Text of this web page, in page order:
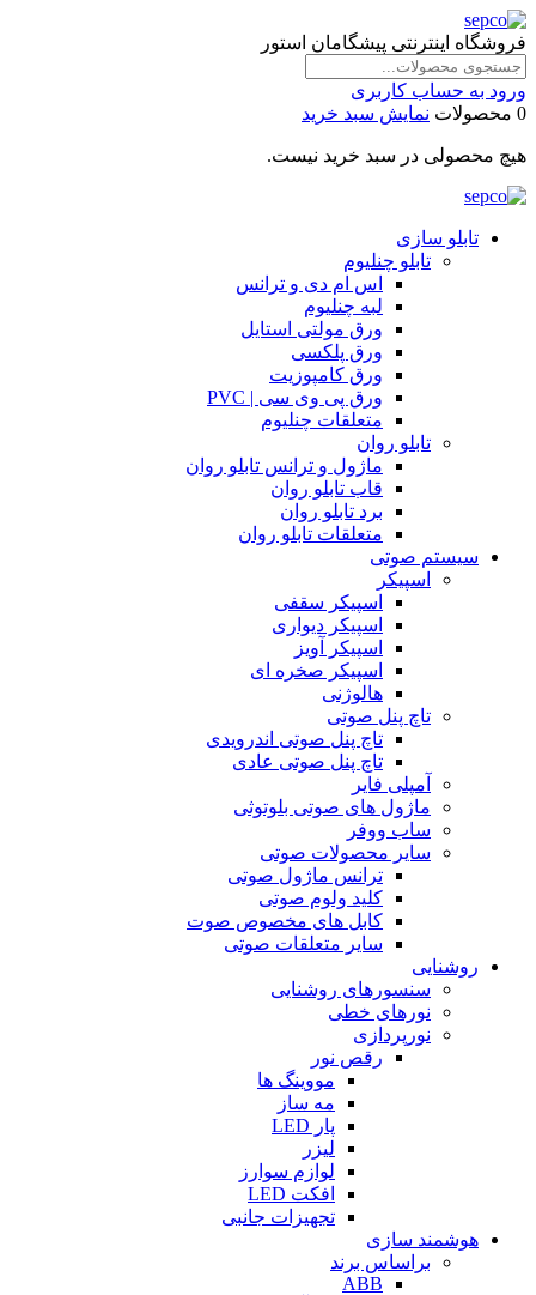
فروشگاه اینترنتی پیشگامان استور
ورود به حساب کاربری
0 محصولات
نمایش سبد خرید
هیچ محصولی در سبد خرید نیست.
تابلو سازی
تابلو چنلیوم
اس ام دی و ترانس
لبه چنلیوم
ورق مولتی استایل
ورق پلکسی
ورق کامپوزیت
ورق پی وی سی | PVC
متعلقات چنلیوم
تابلو روان
ماژول و ترانس تابلو روان
قاب تابلو روان
برد تابلو روان
متعلقات تابلو روان
سیستم صوتی
اسپیکر
اسپیکر سقفی
اسپیکر دیواری
اسپیکر آویز
اسپیکر صخره ای
هالوژنی
تاچ پنل صوتی
تاچ پنل صوتی اندرویدی
تاچ پنل صوتی عادی
آمپلی فایر
ماژول های صوتی بلوتوثی
ساب ووفر
سایر محصولات صوتی
ترانس ماژول صوتی
کلید ولوم صوتی
کابل های مخصوص صوت
سایر متعلقات صوتی
روشنایی
سنسورهای روشنایی
نورهای خطی
نورپردازی
رقص نور
مووینگ ها
مه ساز
پار LED
لیزر
لوازم سوارز
افکت LED
تجهیزات جانبی
هوشمند سازی
براساس برند
ABB